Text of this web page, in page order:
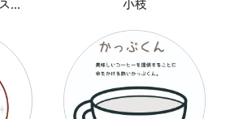
佐々暮ゲンタ@ナース兼描き 小枝